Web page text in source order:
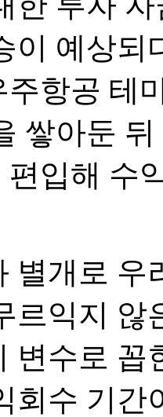
이 예상되
항공 테
쌓아둔
편입해 수
별개로 우
르익지 않
변수로 꼽
회수 기간